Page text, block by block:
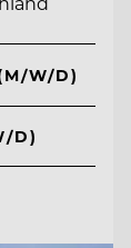
W/D)
D)